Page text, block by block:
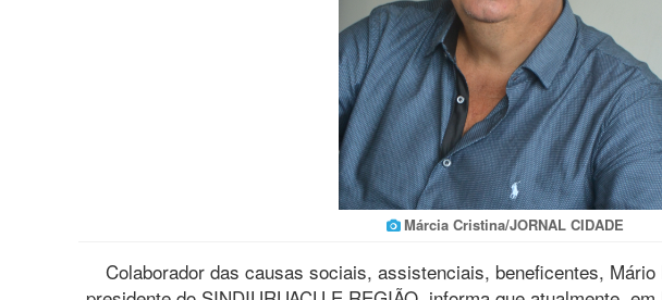
Márcia Cristina/JORNAL CIDADE
Colaborador das causas sociais, assistenciais, beneficentes,